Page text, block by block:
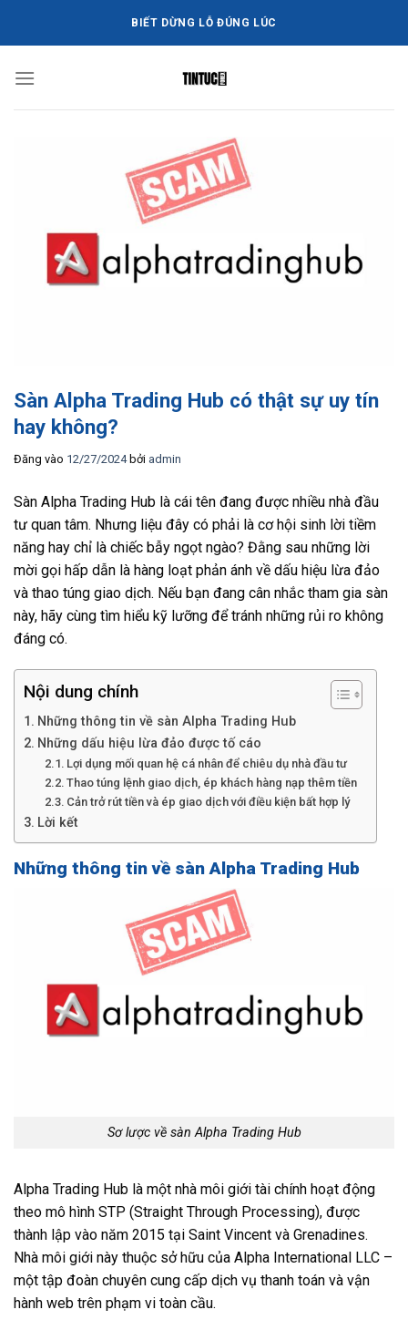
dung
BIẾT DỪNG LỖ ĐÚNG LÚC
Sàn Alpha Trading Hub có thật sự uy tín
hay không?
Đăng vào 12/27/2024 bởi admin
Sàn Alpha Trading Hub là cái tên đang được nhiều nhà đầu
tư quan tâm. Nhưng liệu đây có phải là cơ hội sinh lời tiềm
năng hay chỉ là chiếc bẫy ngọt ngào? Đằng sau những lời
mời gọi hấp dẫn là hàng loạt phản ánh về dấu hiệu lừa đảo
và thao túng giao dịch. Nếu bạn đang cân nhắc tham gia sàn
này, hãy cùng tìm hiểu kỹ lưỡng để tránh những rủi ro không
đáng có.
Nội dung chính
Những thông tin về sàn Alpha Trading Hub
Những dấu hiệu lừa đảo được tố cáo
Lợi dụng mối quan hệ cá nhân để chiêu dụ nhà đầu tư
Thao túng lệnh giao dịch, ép khách hàng nạp thêm tiền
Cản trở rút tiền và ép giao dịch với điều kiện bất hợp lý
Lời kết
Những thông tin về sàn Alpha Trading Hub
Sơ lược về sàn Alpha Trading Hub
Alpha Trading Hub là một nhà môi giới tài chính hoạt động
theo mô hình STP (Straight Through Processing), được
thành lập vào năm 2015 tại Saint Vincent và Grenadines.
Nhà môi giới này thuộc sở hữu của Alpha International LLC –
một tập đoàn chuyên cung cấp dịch vụ thanh toán và vận
hành web trên phạm vi toàn cầu.